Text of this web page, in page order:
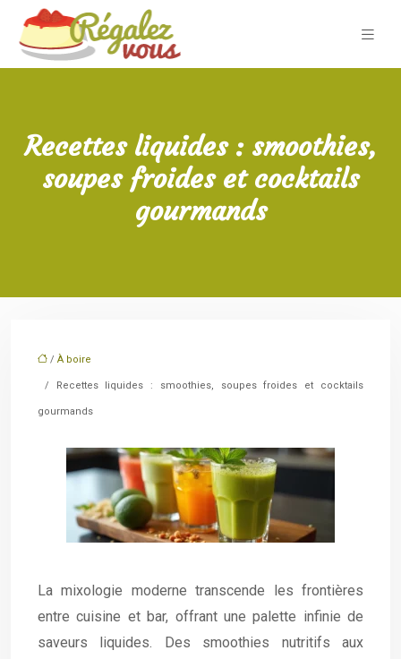
Recettes liquides : smoothies,
soupes froides et cocktails
gourmands
/ À boire
/ Recettes liquides : smoothies, soupes froides et cocktails
gourmands
La mixologie moderne transcende les frontières
entre cuisine et bar, offrant une palette infinie de
saveurs liquides. Des smoothies nutritifs aux